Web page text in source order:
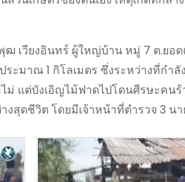
เวียงอินทร์ ผู้ใหญ่บ้าน หมู่ 7 ต.ยอ
ระมาณ 1 กิโลเมตร ซึ่งระหว่างที่ก
แต่บังเอิญไม้ฟาดไปโดนศีรษะคน
สุดชีวิต โดยมีเจ้าหน้าที่ตำรวจ 3 น